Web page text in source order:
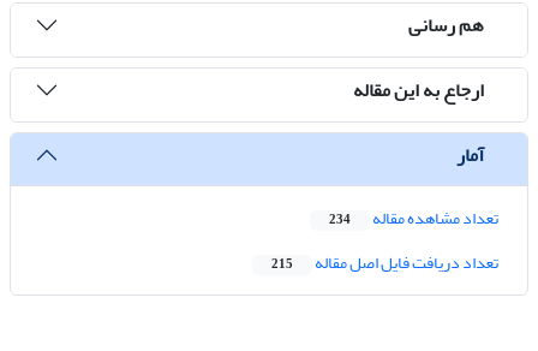
هم رسانی
ارجاع به این مقاله
آمار
تعداد مشاهده مقاله 234
تعداد دریافت فایل اصل مقاله 215